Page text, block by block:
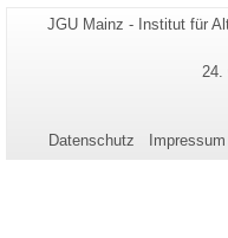
Seiten-
JGU Mainz - Institut für
24.
Datenschutz Impressum